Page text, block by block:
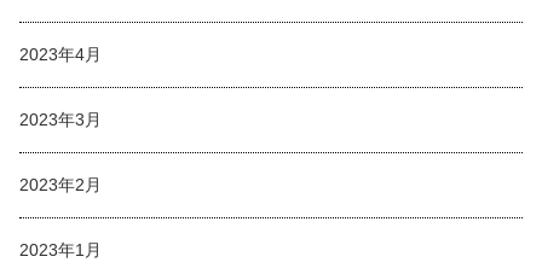
2023年4月
2023年3月
2023年2月
2023年1月